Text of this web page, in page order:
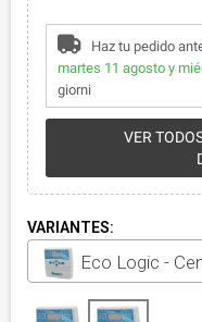
Haz tu pedido
martes 11 agosto y
giorni
VER
VARIANTES:
Eco Logic -